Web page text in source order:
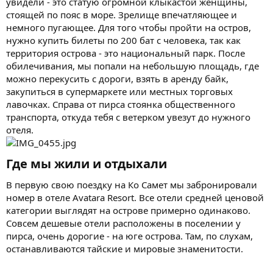
стоящей по пояс в море. Зрелище впечатляющее и
немного пугающее. Для того чтобы пройти на остров,
нужно купить билеты по 200 бат с человека, так как
территория острова - это национальный парк. После
обилечивания, мы попали на небольшую площадь, где
можно перекусить с дороги, взять в аренду байк,
закупиться в супермаркете или местных торговых
лавочках. Справа от пирса стоянка общественного
транспорта, откуда тебя с ветерком увезут до нужного
отеля.
Где мы жили и отдыхали​
В первую свою поездку на Ко Самет мы забронировали
номер в отеле Avatara Resort. Все отели средней ценовой
категории выглядят на острове примерно одинаково.
Совсем дешевые отели расположены в поселении у
пирса, очень дорогие - на юге острова. Там, по слухам,
останавливаются тайские и мировые знаменитости.